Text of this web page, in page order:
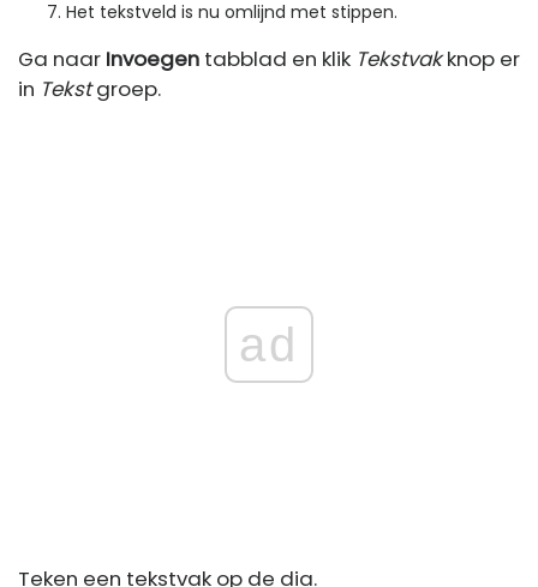
Het tekstveld is nu omlijnd met stippen.
Ga naar Invoegen tabblad en klik Tekstvakknop er
in Tekstgroep.
ad
Teken een tekstvak op de dia.